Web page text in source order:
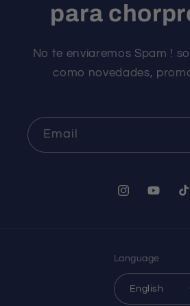
para
No te enviaremos Spam !
como novedades,
Email
InstagramYouTube
Language
English